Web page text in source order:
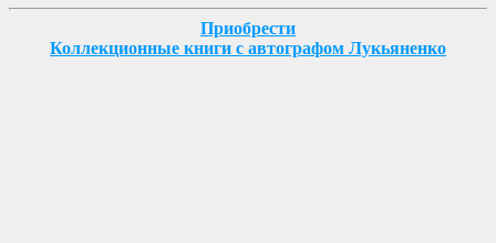
Приобрести
Коллекционные книги с автографом Лукьяненко